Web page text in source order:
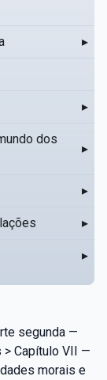
▸
▸
dos
▸
▸
▸
▸
segunda —
> Capítulo VII —
morais e